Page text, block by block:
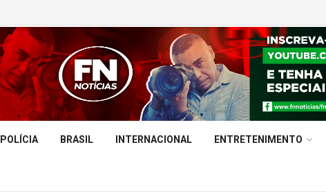
POLÍCIA BRASIL INTERNACIONAL ENTRETENIMENTO